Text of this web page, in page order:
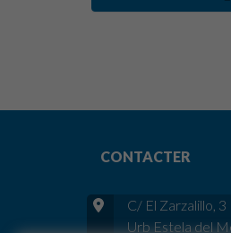
CONTACTER
C/ El Zarzalillo, 3
Urb Estela del